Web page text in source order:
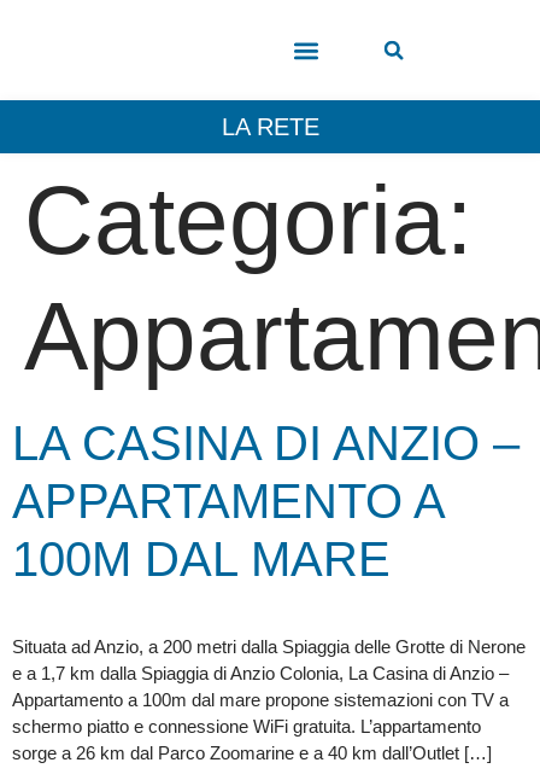
LA RETE
Categoria:
LA CASINA DI ANZIO –
APPARTAMENTO A
100M DAL MARE
Situata ad Anzio, a 200 metri dalla Spiaggia delle Grotte di Nerone
e a 1,7 km dalla Spiaggia di Anzio Colonia, La Casina di Anzio –
Appartamento a 100m dal mare propone sistemazioni con TV a
schermo piatto e connessione WiFi gratuita. L’appartamento
sorge a 26 km dal Parco Zoomarine e a 40 km dall’Outlet […]